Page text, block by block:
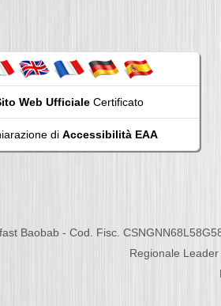
Web UfficialeCertificato
di Accessibilità EAA
Baobab - Cod. Fisc.
Regionale